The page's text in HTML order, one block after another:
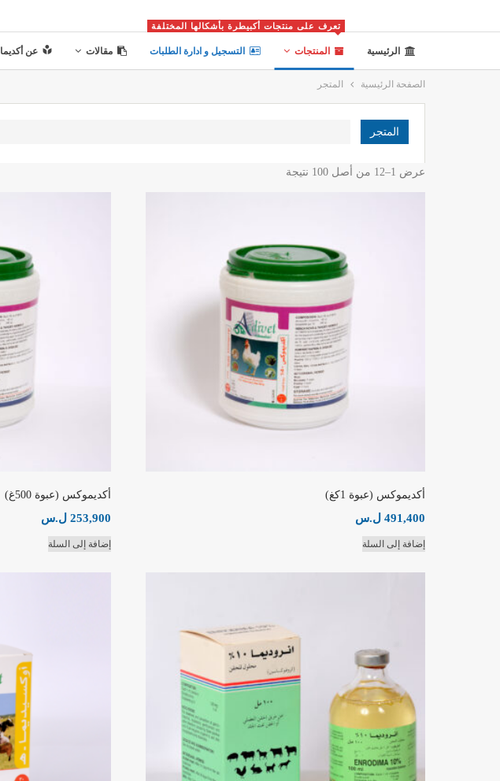
الرئيسية المنتجات
تعرف على منتجات أكبيطرة بأشكالها المختلفة
التسجيل و ادارة الطلبات مقالات عن أكديما
الصفحة الرئيسية المتجر
المتجر
عرض 1–12 من أصل 100 نتيجة
أكديموكس (عبوة 1كغ)
491,400 ل.س
إضافة إلى السلة
أكديموكس (عبوة 500غ)
253,900 ل.س
إضافة إلى السلة